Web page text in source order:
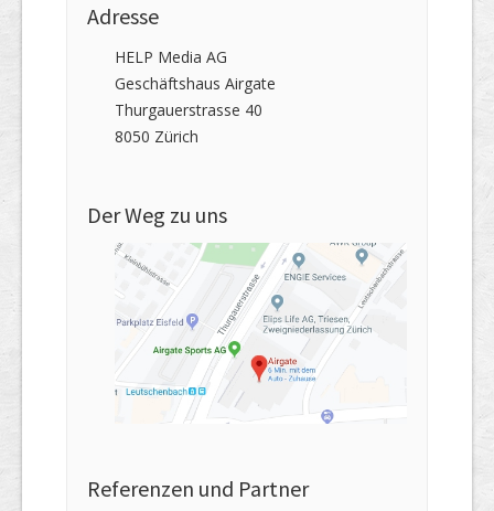
Adresse
HELP Media AG
Geschäftshaus Airgate
Thurgauerstrasse 40
8050 Zürich
Der Weg zu uns
Referenzen und Partner